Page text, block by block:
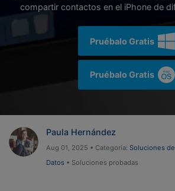
Blog
Transferencia de Datos
Reparación de Móviles
Encuentra Más Soluciones
Desbloqueo FRP en Android 16
compartir contactos en el iPhone de
Pruébalo Gratis
Pruébalo Gratis
Paula Hernández
Aug 01, 2025 • Categoría: Soluciones
Datos• Soluciones probadas